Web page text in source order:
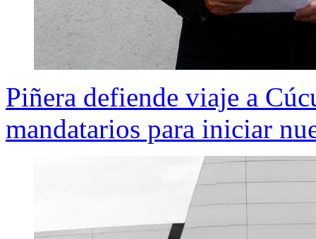
Piñera defiende viaje a
mandatarios para iniciar